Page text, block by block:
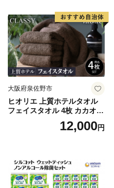
大阪府泉佐野市
ヒオリエ 上質ホテルタオル
フェイスタオル 4枚 カカオ
【タオル 泉州タオル 吸水 普
段使い 無地 シンプル 日用品
12,000円